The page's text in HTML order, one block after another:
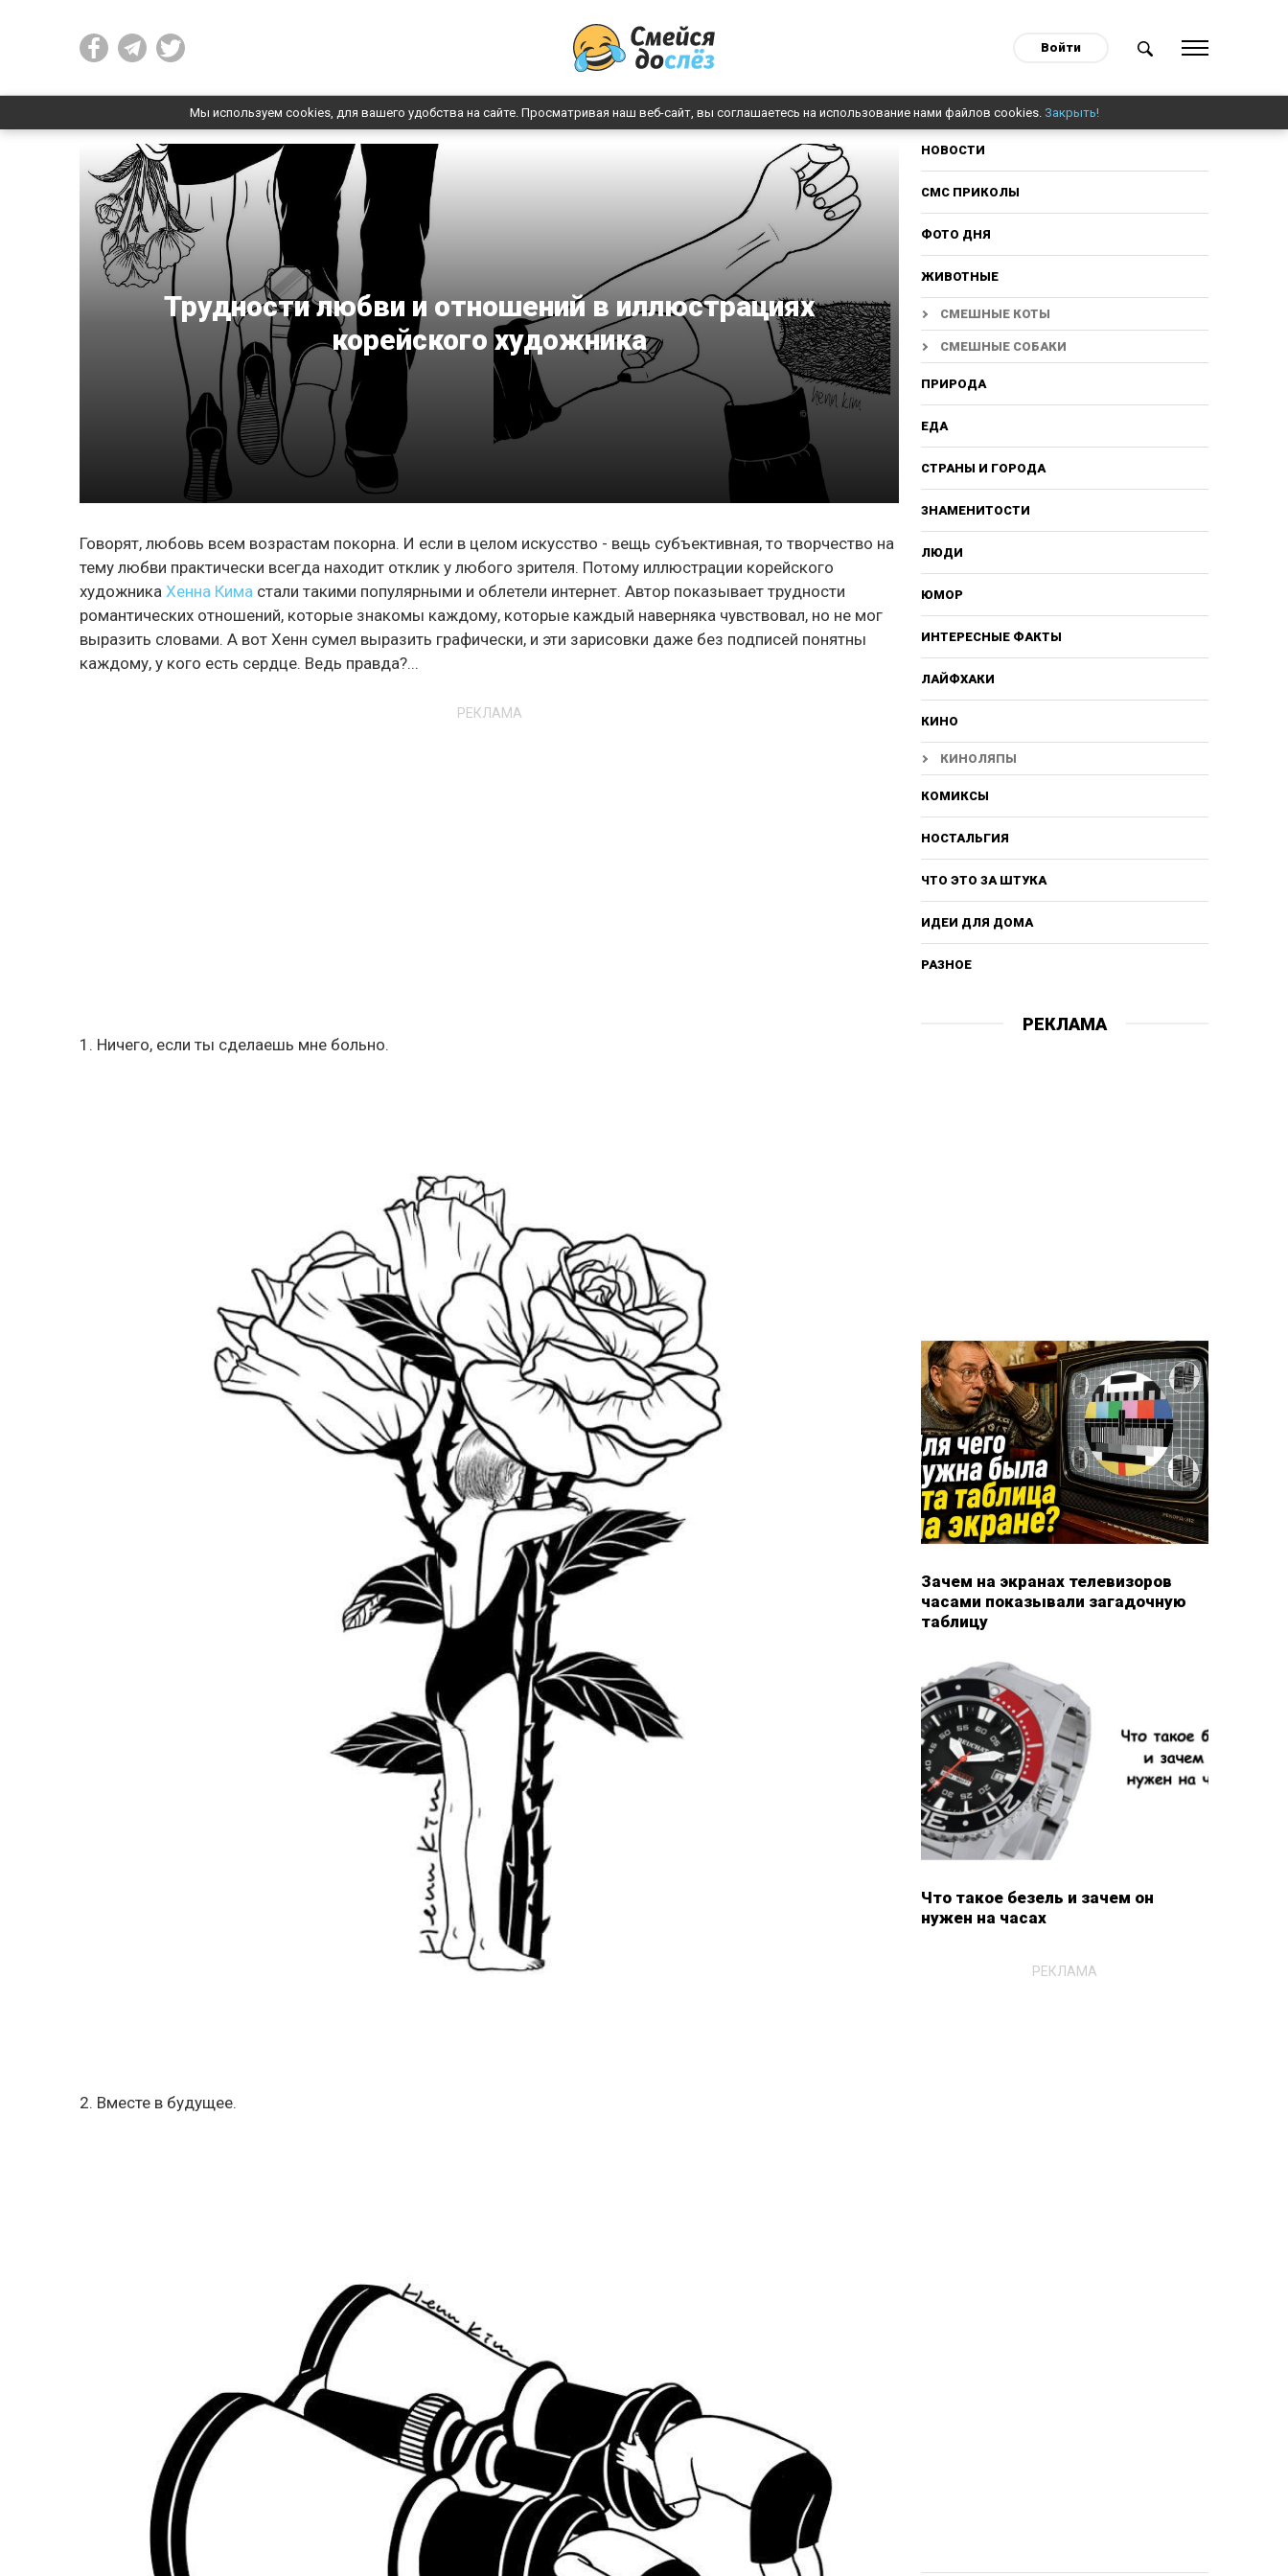
Войти
Мы используем cookies, для вашего удобства на сайте. Просматривая наш веб-сайт, вы соглашаетесь на использование нами файлов cookies. Закрыть!
Трудности любви и отношений в иллюстрациях
корейского художника
Говорят, любовь всем возрастам покорна. И если в целом искусство - вещь субъективная, то творчество на
тему любви практически всегда находит отклик у любого зрителя. Потому иллюстрации корейского
художника Хенна Кима стали такими популярными и облетели интернет. Автор показывает трудности
романтических отношений, которые знакомы каждому, которые каждый наверняка чувствовал, но не мог
выразить словами. А вот Хенн сумел выразить графически, и эти зарисовки даже без подписей понятны
каждому, у кого есть сердце. Ведь правда?...
РЕКЛАМА
1. Ничего, если ты сделаешь мне больно.
2. Вместе в будущее.
НОВОСТИ
СМС ПРИКОЛЫ
ФОТО ДНЯ
ЖИВОТНЫЕ
СМЕШНЫЕ КОТЫ
СМЕШНЫЕ СОБАКИ
ПРИРОДА
ЕДА
СТРАНЫ И ГОРОДА
ЗНАМЕНИТОСТИ
ЛЮДИ
ЮМОР
ИНТЕРЕСНЫЕ ФАКТЫ
ЛАЙФХАКИ
КИНО
КИНОЛЯПЫ
КОМИКСЫ
НОСТАЛЬГИЯ
ЧТО ЭТО ЗА ШТУКА
ИДЕИ ДЛЯ ДОМА
РАЗНОЕ
РЕКЛАМА
Зачем на экранах телевизоров
часами показывали загадочную
таблицу
Что такое безель и зачем он
нужен на часах
РЕКЛАМА